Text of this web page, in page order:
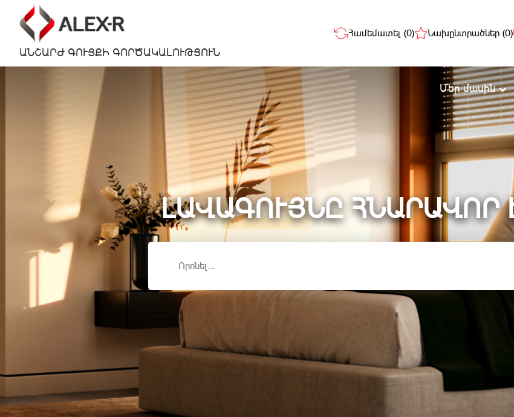
ԱՆՇԱՐԺ ԳՈՒՅՔԻ ԳՈՐԾԱԿԱԼՈՒԹՅՈՒՆ
Համեմատել (0) Նախընտրածներ (0)
Մեր մասին
ԼԱՎԱԳՈՒՅՆԸ ՀՆԱՐԱՎՈՐ